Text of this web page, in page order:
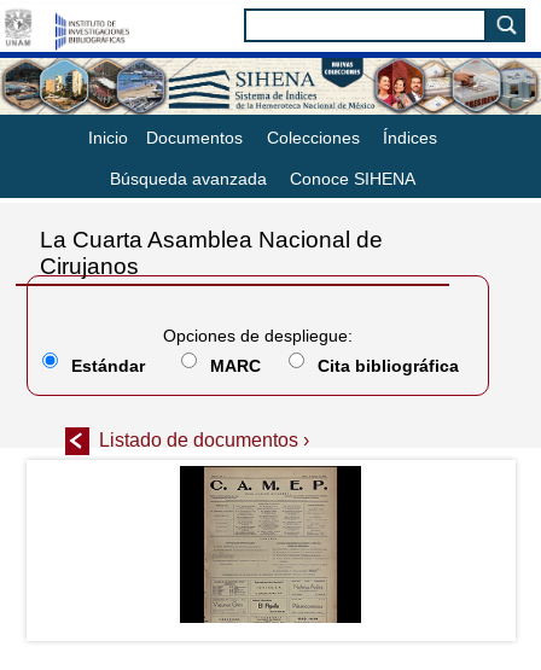
Inicio Documentos Colecciones Índices
Búsqueda avanzada Conoce SIHENA
La Cuarta Asamblea Nacional de
Cirujanos
Listado de documentos ›
Opciones de despliegue:
Estándar
MARC Cita bibliográfica